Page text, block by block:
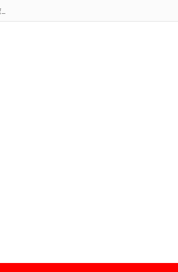
जाने पर देशभर से बधाइयों का तांता